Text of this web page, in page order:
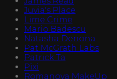
Juvia's Place
Lime Crime
Mario Badescu
Natasha Denona
Pat McGrath Labs
Patrick Ta
Pixi
Romanova MakeUp